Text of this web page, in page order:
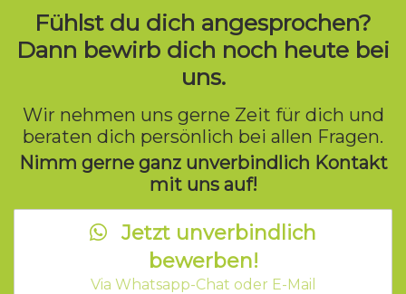
Fühlst du dich angesprochen?
Dann bewirb dich noch heute bei
uns.
Wir nehmen uns gerne Zeit für dich und
beraten dich persönlich bei allen Fragen.
Nimm gerne ganz unverbindlich Kontakt
mit uns auf!
Jetzt unverbindlich
bewerben!
Via Whatsapp-Chat oder E-Mail